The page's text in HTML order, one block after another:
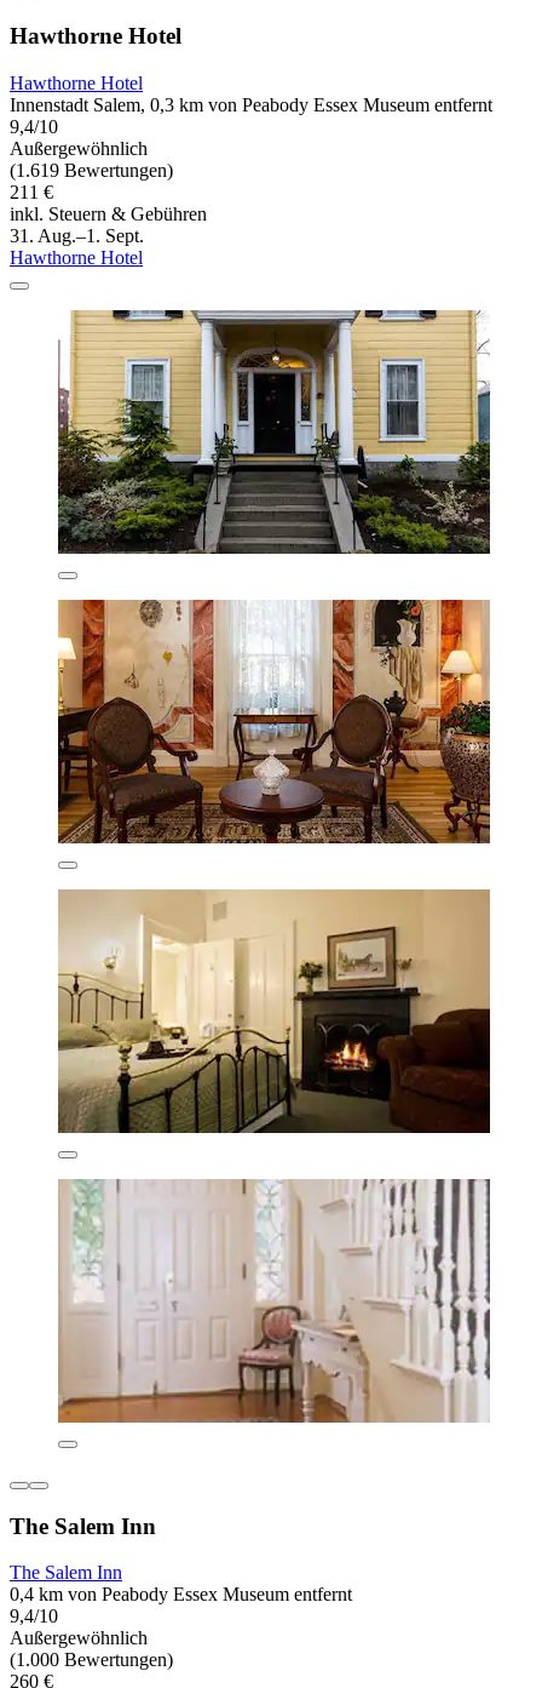
Hawthorne Hotel
Hawthorne Hotel
Innenstadt Salem, 0,3 km von Peabody Essex Museum entfernt
9,4/10
Außergewöhnlich
(1.619 Bewertungen)
211 €
inkl. Steuern & Gebühren
31. Aug.–1. Sept.
Hawthorne Hotel
The Salem Inn
The Salem Inn
0,4 km von Peabody Essex Museum entfernt
9,4/10
Außergewöhnlich
(1.000 Bewertungen)
260 €